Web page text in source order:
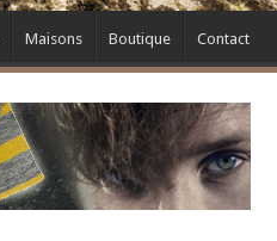
Maisons Boutique Contact